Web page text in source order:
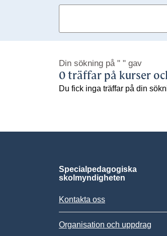
Din sökning på " " gav
0 träffar på kurser
Du fick inga träffar på din
Specialpedagogiska
skolmyndigheten
Kontakta oss
Organisation och uppdrag